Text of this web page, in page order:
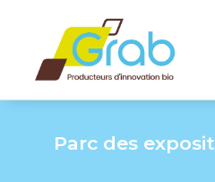
Parc des